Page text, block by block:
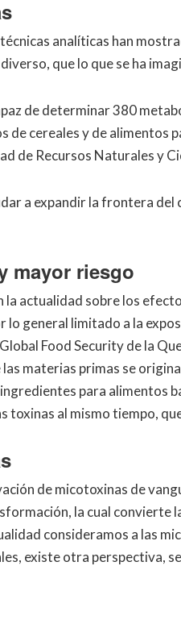
analíticas han
que lo que se ha
de determinar 380
cereales y de alimentos
de Recursos Naturales y
a expandir la frontera del
mayor riesgo
la actualidad sobre los
lo general limitado a la
Food Security de la
las materias primas se
para alimentos
toxinas al mismo tiempo,
de micotoxinas de
la cual convierte
consideramos a las
existe otra perspectiva,